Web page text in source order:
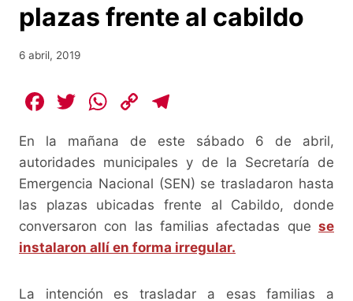
plazas frente al cabildo
6 abril, 2019
F
c
e
b
o
o
T
itt
er
W
at
s
A
p
p
C
p
y
Li
n
k
e
gr
a
m
En la mañana de este sábado 6 de abril,
autoridades municipales y de la Secretaría de
Emergencia Nacional (SEN) se trasladaron hasta
las plazas ubicadas frente al Cabildo, donde
conversaron con las familias afectadas que se
instalaron allí en forma irregular.
La intención es trasladar a esas familias a